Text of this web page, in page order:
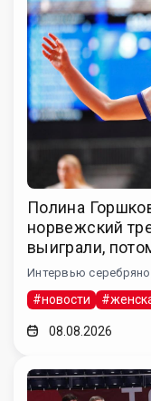
Полина
норвежский
выиграли,
Интервью
#новости
08.08.2026